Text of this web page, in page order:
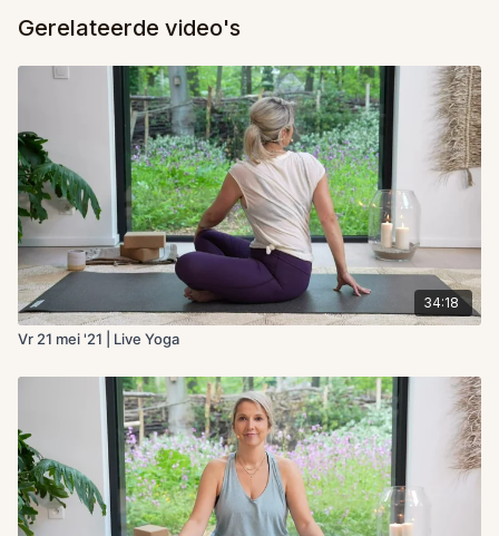
Gerelateerde video's
34:18
Vr 21 mei '21 | Live Yoga